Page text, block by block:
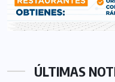
ÚLTIMAS